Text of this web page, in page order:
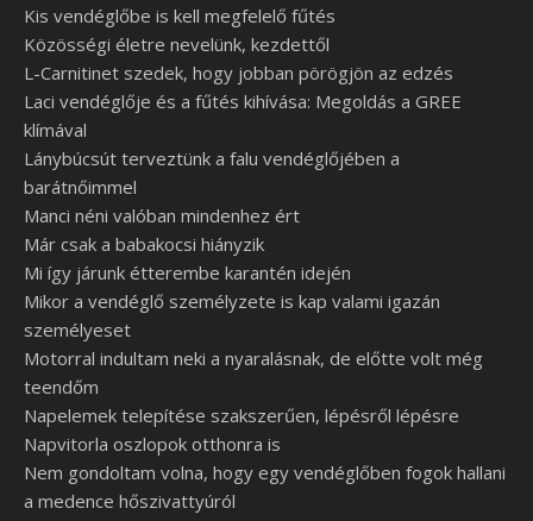
Kis vendéglőbe is kell megfelelő fűtés
Közösségi életre nevelünk, kezdettől
L-Carnitinet szedek, hogy jobban pörögjön az edzés
Laci vendéglője és a fűtés kihívása: Megoldás a GREE
klímával
Lánybúcsút terveztünk a falu vendéglőjében a
barátnőimmel
Manci néni valóban mindenhez ért
Már csak a babakocsi hiányzik
Mi így járunk étterembe karantén idején
Mikor a vendéglő személyzete is kap valami igazán
személyeset
Motorral indultam neki a nyaralásnak, de előtte volt még
teendőm
Napelemek telepítése szakszerűen, lépésről lépésre
Napvitorla oszlopok otthonra is
Nem gondoltam volna, hogy egy vendéglőben fogok hallani
a medence hőszivattyúról